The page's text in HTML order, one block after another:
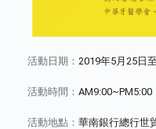
活動日期： 2019年5月25日
活動時間： AM9:00~PM5:00
活動地點： 華南銀行總行世